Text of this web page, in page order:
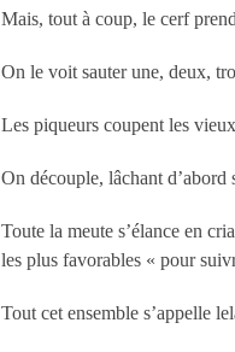
Mais, tout à coup, le cerf
On le voit sauter une, deux,
Les piqueurs coupent les
On découple, lâchant d’abord
Toute la meute s’élance en
les plus favorables « pour
Tout cet ensemble s’appelle